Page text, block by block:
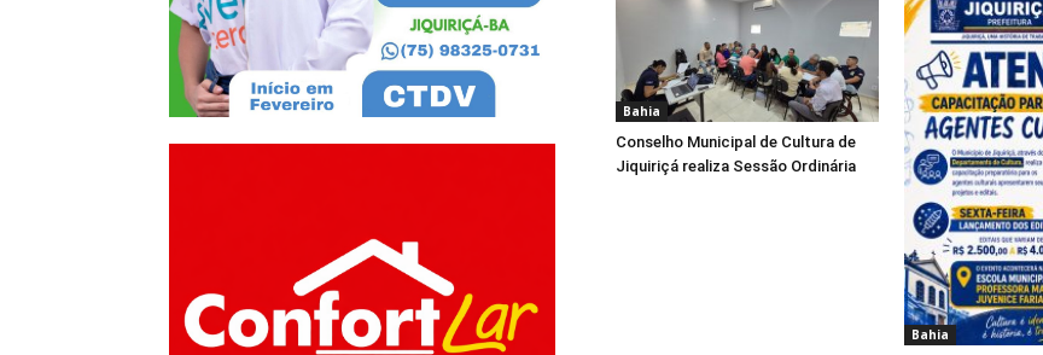
Bahia
Conselho Municipal de Cultura de
Jiquiriçá realiza Sessão Ordinária
Bahia